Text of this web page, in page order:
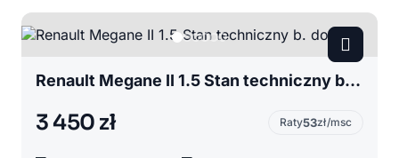
Renault Megane II 1.5 Stan techniczny b. dobry
3 450 zł Raty53zł/msc